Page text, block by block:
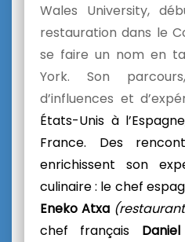
Wales University,
restauration dans le
se faire un nom en
York. Son
d’influences et
États-Unis à
France. Des
enrichissent son
culinaire : le chef
Eneko Atxa
chef français